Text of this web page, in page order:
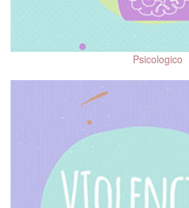
Tipos de Psicoterapia
Mecanismos de
defensa
Esquizofrenia
Salud mental en
hombres
Mentalizarte in English
Psicologico